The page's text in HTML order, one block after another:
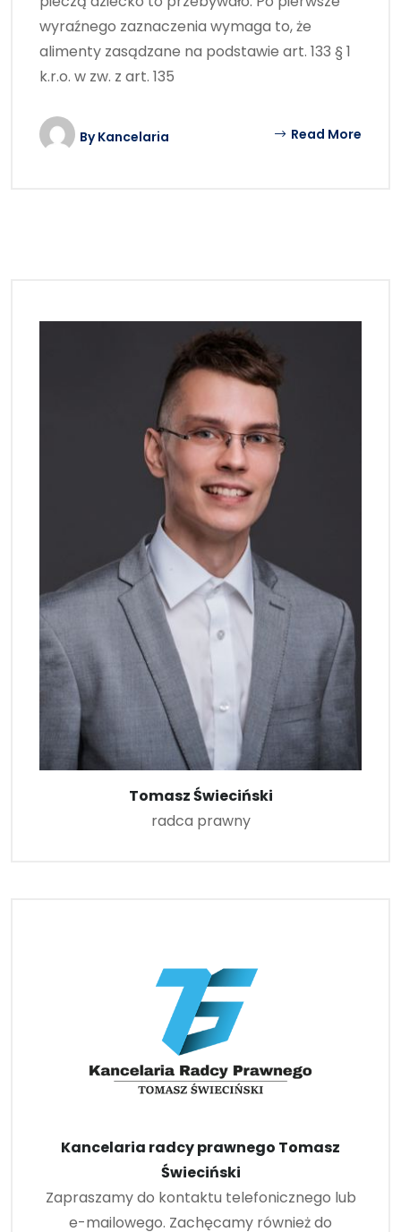
wyraźnego zaznaczenia wymaga to, że
alimenty zasądzane na podstawie art. 133 § 1
k.r.o. w zw. z art. 135
ByKancelaria Read More
Tomasz Świeciński
radca prawny
Kancelaria radcy prawnego Tomasz
Świeciński
Zapraszamy do kontaktu telefonicznego lub
e-mailowego. Zachęcamy również do